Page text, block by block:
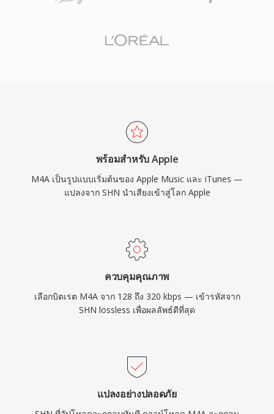
ระบบข้อมูลบันเทิงในรถยนต์ส่วนใหญ่ ข้อดีสาม
ยืดหยุ่นแบบสองโหมดที่ให้บริการทั้งเวิร์กโฟลว์แบบ
สูญเสียและไม่สูญเสียข้อมูล
พร้อมสำหรับ Apple
M4A เป็นรูปแบบเริ่มต้นของ Apple Music และ iTunes —
แปลงจาก SHN นำเสียงเข้าสู่โลก Apple
ควบคุมคุณภาพ
เลือกบิตเรต M4A จาก 128 ถึง 320 kbps — เข้ารหัสจาก
SHN lossless เพื่อผลลัพธ์ดีที่สุด
แปลงอย่างปลอดภัย